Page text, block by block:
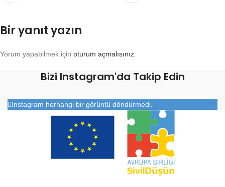
Bir yanıt yazın
Yorum yapabilmek için oturum açmalısınız
Bizi Instagram'da Takip Edin
Instagram herhangi bir görüntü döndürmedi.